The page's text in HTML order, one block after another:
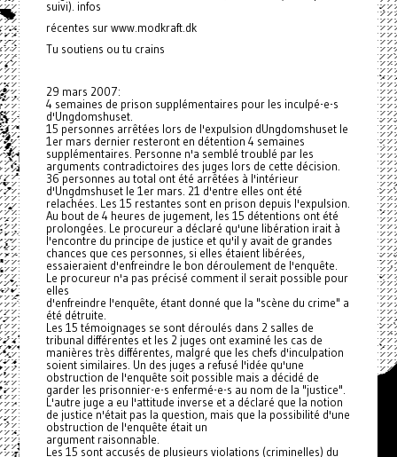
suivi). infos
récentes sur www.modkraft.dk
Tu soutiens ou tu crains
29 mars 2007:
4 semaines de prison supplémentaires pour les inculpé-e-s
d'Ungdomshuset.
15 personnes arrêtées lors de l'expulsion dUngdomshuset le
1er mars dernier resteront en détention 4 semaines
supplémentaires. Personne n'a semblé troublé par les
arguments contradictoires des juges lors de cette décision.
36 personnes au total ont été arrêtées à l'intérieur
d'Ungdmshuset le 1er mars. 21 d'entre elles ont été
relachées. Les 15 restantes sont en prison depuis l'expulsion.
Au bout de 4 heures de jugement, les 15 détentions ont été
prolongées. Le procureur a déclaré qu'une libération irait à
l'encontre du principe de justice et qu'il y avait de grandes
chances que ces personnes, si elles étaient libérées,
essaieraient d'enfreindre le bon déroulement de l'enquête.
Le procureur n'a pas précisé comment il serait possible pour
elles
d'enfreindre l'enquête, étant donné que la "scène du crime" a
été détruite.
Les 15 témoignages se sont déroulés dans 2 salles de
tribunal différentes et les 2 juges ont examiné les cas de
manières très différentes, malgré que les chefs d'inculpation
soient similaires. Un des juges a refusé l'idée qu'une
obstruction de l'enquête soit possible mais a décidé de
garder les prisonnier-e-s enfermé-e-s au nom de la "justice".
L'autre juge a eu l'attitude inverse et a déclaré que la notion
de justice n'était pas la question, mais que la possibilité d'une
obstruction de l'enquête était un
argument raisonnable.
Les 15 sont accusés de plusieurs violations (criminelles) du